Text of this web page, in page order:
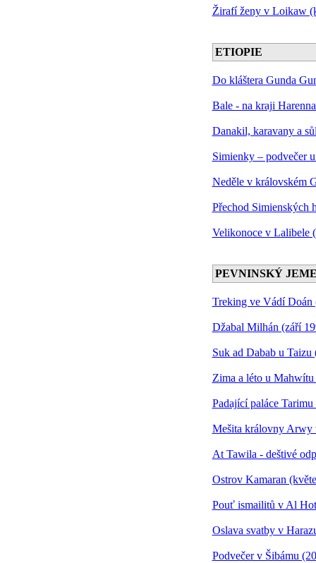
Žirafí ženy v Loikaw
ETIOPIE
Do kláštera Gunda
Bale - na kraji
Danakil, karavany a
Simienky – podvečer
Neděle v královském
Přechod Simienských
Velikonoce v Lalibele
PEVNINSKÝ
Treking ve Vádí Doán
Džabal Milhán (září
Suk ad Dabab u Taizu
Zima a léto u
Padající paláce
Mešita královny Arwy
At Tawila - deštivé
Ostrov Kamaran
Pouť ismailitů v Al
Oslava svatby v
Podvečer v Šibámu